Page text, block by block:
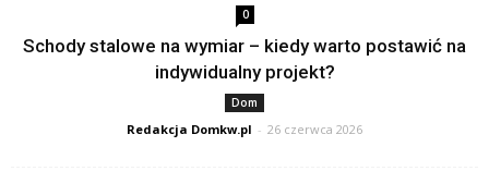
0
Schody stalowe na wymiar – kiedy warto postawić na
indywidualny projekt?
Dom
Redakcja Domkw.pl - 26 czerwca 2026